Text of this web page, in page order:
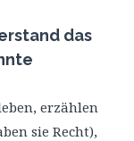
das
erzählen
sie Recht),